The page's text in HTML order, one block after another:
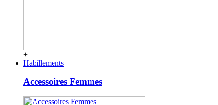
+
Habillements
Accessoires Femmes